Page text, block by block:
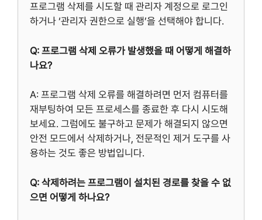
프로그램 삭제를 시도할 때 관리자 계정으로 로그인
하거나 ‘관리자 권한으로 실행’을 선택해야 합니다.
Q: 프로그램 삭제 오류가 발생했을 때 어떻게 해결하
나요?
A: 프로그램 삭제 오류를 해결하려면 먼저 컴퓨터를
재부팅하여 모든 프로세스를 종료한 후 다시 시도해
보세요. 그럼에도 불구하고 문제가 해결되지 않으면
안전 모드에서 삭제하거나, 전문적인 제거 도구를 사
용하는 것도 좋은 방법입니다.
Q: 삭제하려는 프로그램이 설치된 경로를 찾을 수 없
으면 어떻게 하나요?